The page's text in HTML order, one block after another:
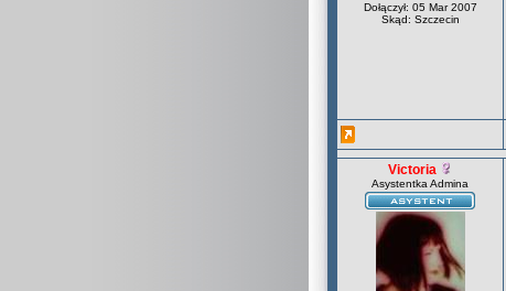
Dołączył: 05 Mar 2007
Skąd: Szczecin
Victoria
Asystentka Admina